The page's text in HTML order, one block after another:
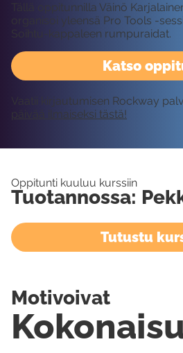
Katso
Tällä oppitunnilla Väinö
organisoi yleensä Pro Tools -
Soihtu-kappaleen rumpuraidat.
Vaatii kirjautumisen Rockway
päivää ilmaiseksi tästä!
Oppitunti kuuluu kurssiin
Tuotannossa:
Tutustu
Motivoivat